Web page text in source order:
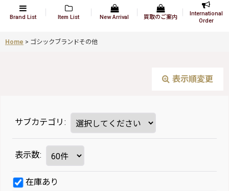
Brand List Item List New Arrival 買取のご案内
International
Order
Home > ゴシックブランドその他
表示順変更
サブカテゴリ :
表示数:
在庫あり